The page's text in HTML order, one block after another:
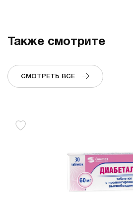
Также смотрите
СМОТРЕТЬ ВСЕ